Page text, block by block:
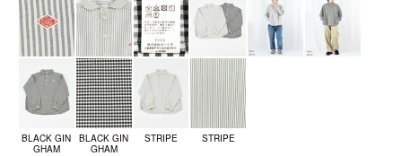
マイページ
送料について
お支払いについて
BLACK GIN
GHAM
BLACK GIN
GHAM
STRIPE STRIPE